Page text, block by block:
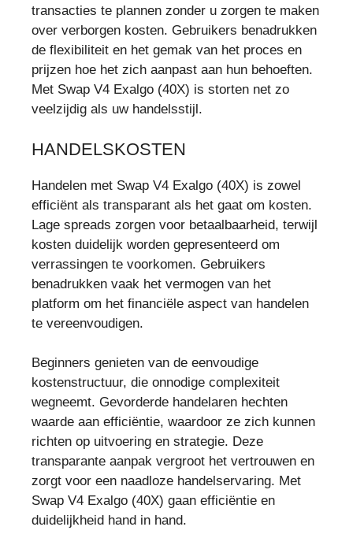
transacties te plannen zonder u zorgen te maken
over verborgen kosten. Gebruikers benadrukken
de flexibiliteit en het gemak van het proces en
prijzen hoe het zich aanpast aan hun behoeften.
Met Swap V4 Exalgo (40X) is storten net zo
veelzijdig als uw handelsstijl.
HANDELSKOSTEN
Handelen met Swap V4 Exalgo (40X) is zowel
efficiënt als transparant als het gaat om kosten.
Lage spreads zorgen voor betaalbaarheid, terwijl
kosten duidelijk worden gepresenteerd om
verrassingen te voorkomen. Gebruikers
benadrukken vaak het vermogen van het
platform om het financiële aspect van handelen
te vereenvoudigen.
Beginners genieten van de eenvoudige
kostenstructuur, die onnodige complexiteit
wegneemt. Gevorderde handelaren hechten
waarde aan efficiëntie, waardoor ze zich kunnen
richten op uitvoering en strategie. Deze
transparante aanpak vergroot het vertrouwen en
zorgt voor een naadloze handelservaring. Met
Swap V4 Exalgo (40X) gaan efficiëntie en
duidelijkheid hand in hand.